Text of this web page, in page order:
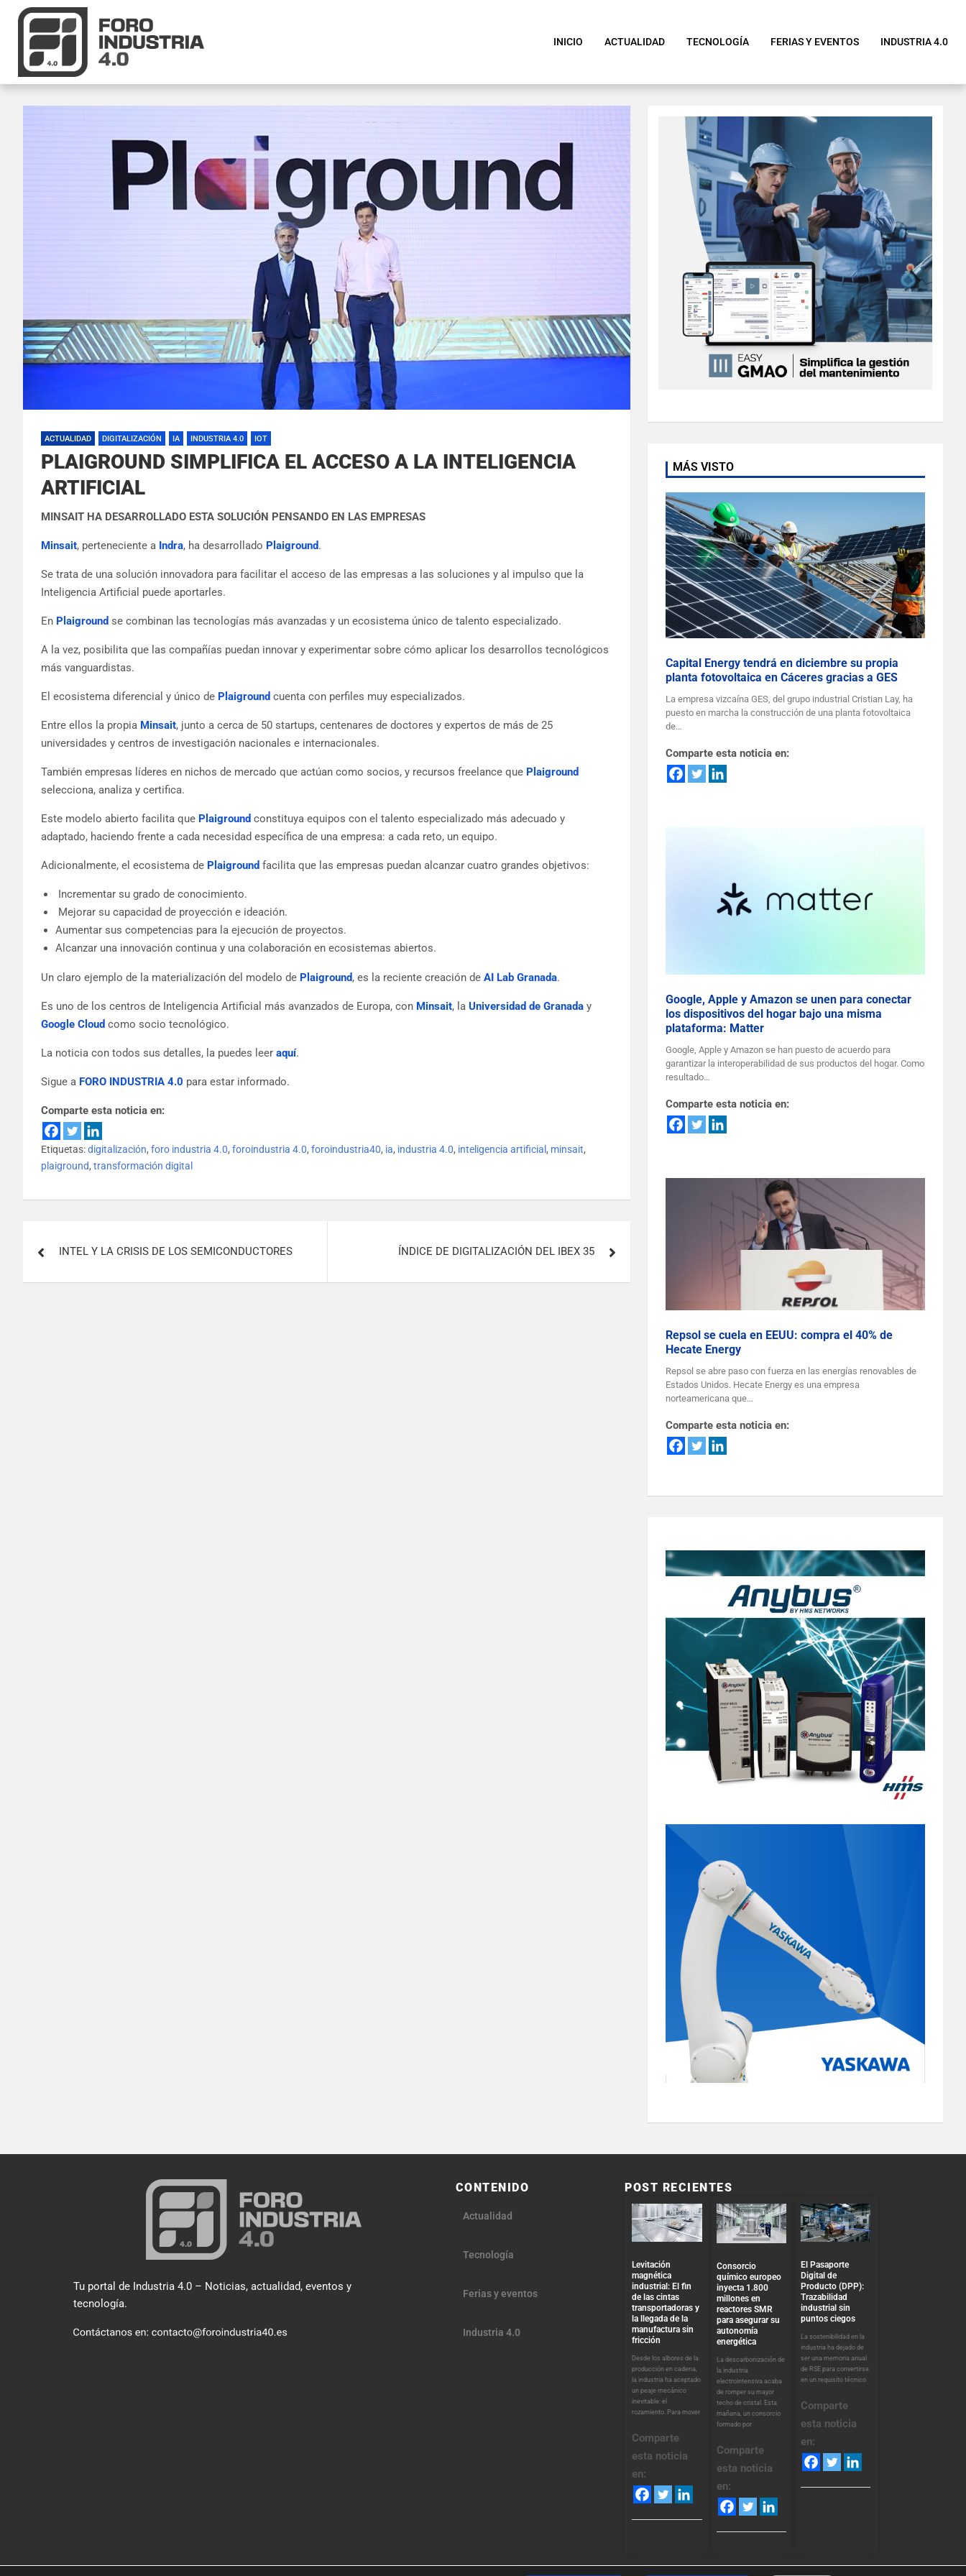
INICIO ACTUALIDAD TECNOLOGÍA FERIAS Y EVENTOS INDUSTRIA 4.0
ACTUALIDAD DIGITALIZACIÓN IA INDUSTRIA 4.0 IOT
PLAIGROUND SIMPLIFICA EL ACCESO A LA INTELIGENCIA
ARTIFICIAL
MINSAIT HA DESARROLLADO ESTA SOLUCIÓN PENSANDO EN LAS EMPRESAS
Minsait, perteneciente a Indra, ha desarrollado Plaiground.
Se trata de una solución innovadora para facilitar el acceso de las empresas a las soluciones y al impulso que la
Inteligencia Artificial puede aportarles.
En Plaiground se combinan las tecnologías más avanzadas y un ecosistema único de talento especializado.
A la vez, posibilita que las compañías puedan innovar y experimentar sobre cómo aplicar los desarrollos tecnológicos
más vanguardistas.
El ecosistema diferencial y único de Plaiground cuenta con perfiles muy especializados.
Entre ellos la propia Minsait, junto a cerca de 50 startups, centenares de doctores y expertos de más de 25
universidades y centros de investigación nacionales e internacionales.
También empresas líderes en nichos de mercado que actúan como socios, y recursos freelance que Plaiground
selecciona, analiza y certifica.
Este modelo abierto facilita que Plaiground constituya equipos con el talento especializado más adecuado y
adaptado, haciendo frente a cada necesidad específica de una empresa: a cada reto, un equipo.
Adicionalmente, el ecosistema de Plaiground facilita que las empresas puedan alcanzar cuatro grandes objetivos:
Incrementar su grado de conocimiento.
Mejorar su capacidad de proyección e ideación.
Aumentar sus competencias para la ejecución de proyectos.
Alcanzar una innovación continua y una colaboración en ecosistemas abiertos.
Un claro ejemplo de la materialización del modelo de Plaiground, es la reciente creación de AI Lab Granada.
Es uno de los centros de Inteligencia Artificial más avanzados de Europa, con Minsait, la Universidad de Granada y
Google Cloud como socio tecnológico.
La noticia con todos sus detalles, la puedes leer aquí.
Sigue a FORO INDUSTRIA 4.0 para estar informado.
Comparte esta noticia en:
Etiquetas:digitalización, foro industria 4.0, foroindustria 4.0, foroindustria40, ia, industria 4.0, inteligencia artificial, minsait,
plaiground, transformación digital
INTEL Y LA CRISIS DE LOS SEMICONDUCTORES ÍNDICE DE DIGITALIZACIÓN DEL IBEX 35
MÁS VISTO
Capital Energy tendrá en diciembre su propia
planta fotovoltaica en Cáceres gracias a GES
La empresa vizcaína GES, del grupo industrial Cristian Lay, ha
puesto en marcha la construcción de una planta fotovoltaica
de…
Comparte esta noticia en:
Google, Apple y Amazon se unen para conectar
los dispositivos del hogar bajo una misma
plataforma: Matter
Google, Apple y Amazon se han puesto de acuerdo para
garantizar la interoperabilidad de sus productos del hogar. Como
resultado…
Comparte esta noticia en:
Repsol se cuela en EEUU: compra el 40% de
Hecate Energy
Repsol se abre paso con fuerza en las energías renovables de
Estados Unidos. Hecate Energy es una empresa
norteamericana que…
Comparte esta noticia en:
Tu portal de Industria 4.0 – Noticias, actualidad, eventos y
tecnología.
CONTENIDO
Actualidad
Tecnología
Ferias y eventos
Industria 4.0
POST RECIENTES
Levitación
magnética
industrial: El fin
de las cintas
transportadoras y
la llegada de la
manufactura sin
fricción
Desde los albores de la
producción en cadena,
la industria ha aceptado
un peaje mecánico
inevitable: el
rozamiento. Para mover
Comparte
esta noticia
en:
Consorcio
químico europeo
inyecta 1.800
millones en
reactores SMR
para asegurar su
autonomía
energética
La descarbonización de
la industria
electrointensiva acaba
de romper su mayor
techo de cristal. Esta
mañana, un consorcio
formado por
Comparte
esta noticia
en:
El Pasaporte
Digital de
Producto (DPP):
Trazabilidad
industrial sin
puntos ciegos
La sostenibilidad en la
industria ha dejado de
ser una memoria anual
de RSE para convertirse
en un requisito técnico
Comparte
esta noticia
en: